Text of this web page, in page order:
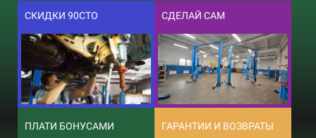
СКИДКИ 90СТО СДЕЛАЙ САМ
ПЛАТИ БОНУСАМИ ГАРАНТИИ И ВОЗВРАТЫ